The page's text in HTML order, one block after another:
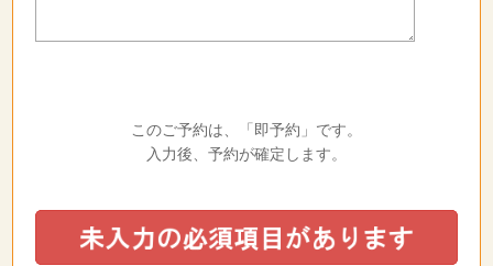
このご予約は、「即予約」です。
入力後、予約が確定します。